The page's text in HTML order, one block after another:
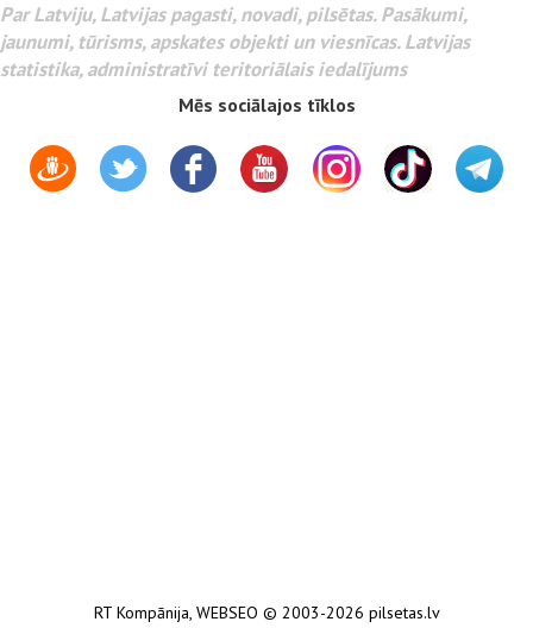
Par Latviju, Latvijas pagasti, novadi, pilsētas. Pasākumi,
jaunumi, tūrisms, apskates objekti un viesnīcas. Latvijas
statistika, administratīvi teritoriālais iedalījums
Mēs sociālajos tīklos
RT Kompānija, WEBSEO © 2003-2026 pilsetas.lv